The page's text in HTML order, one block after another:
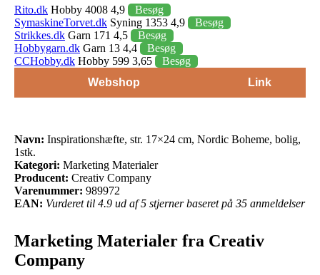
Rito.dk Hobby 4008 4,9
Besøg
SymaskineTorvet.dk Syning 1353 4,9
Besøg
Strikkes.dk Garn 171 4,5
Besøg
Hobbygarn.dk Garn 13 4,4
Besøg
CCHobby.dk Hobby 599 3,65
Besøg
Webshop
Link
Navn: Inspirationshæfte, str. 17×24 cm, Nordic Boheme, bolig,
1stk.
Kategori: Marketing Materialer
Producent: Creativ Company
Varenummer: 989972
EAN: Vurderet til 4.9 ud af 5 stjerner baseret på 35 anmeldelser
Marketing Materialer fra Creativ
Company